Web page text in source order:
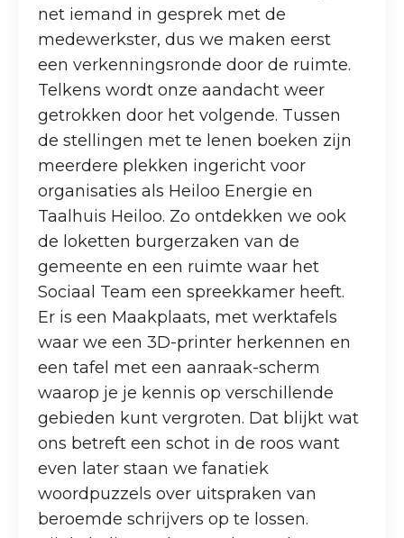
net iemand in gesprek met de
medewerkster, dus we maken eerst
een verkenningsronde door de ruimte.
Telkens wordt onze aandacht weer
getrokken door het volgende. Tussen
de stellingen met te lenen boeken zijn
meerdere plekken ingericht voor
organisaties als Heiloo Energie en
Taalhuis Heiloo. Zo ontdekken we ook
de loketten burgerzaken van de
gemeente en een ruimte waar het
Sociaal Team een spreekkamer heeft.
Er is een Maakplaats, met werktafels
waar we een 3D-printer herkennen en
een tafel met een aanraak-scherm
waarop je je kennis op verschillende
gebieden kunt vergroten. Dat blijkt wat
ons betreft een schot in de roos want
even later staan we fanatiek
woordpuzzels over uitspraken van
beroemde schrijvers op te lossen.